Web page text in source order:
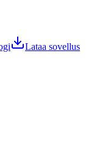
Lataa sovellus